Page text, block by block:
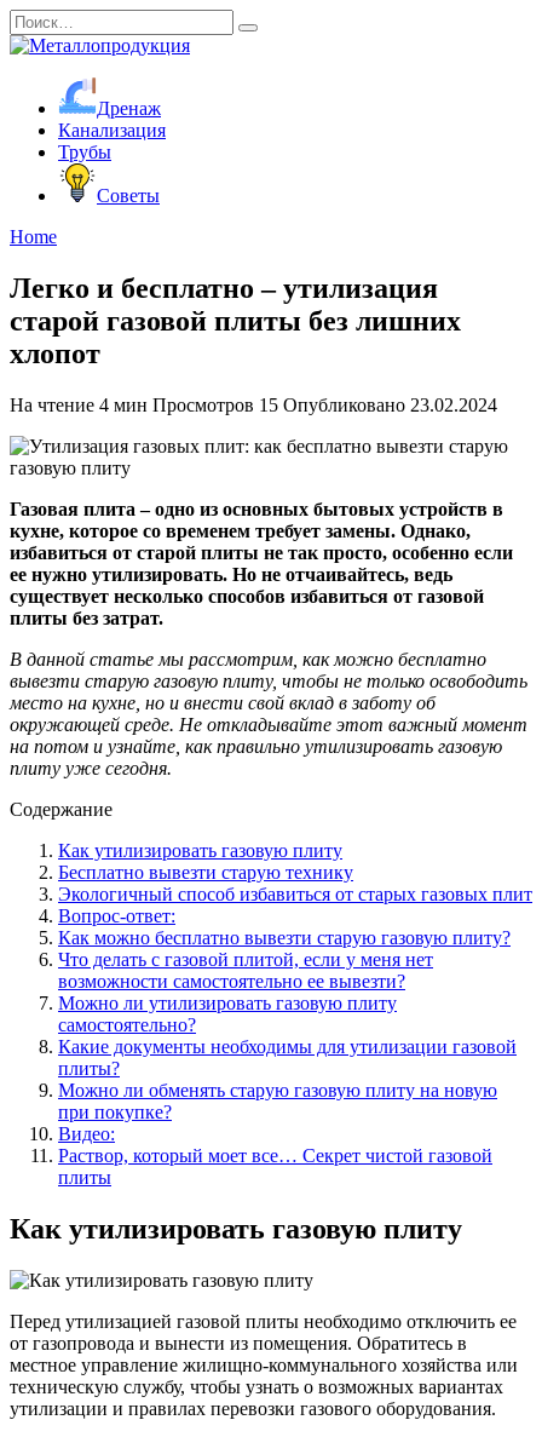
Перейти
к
содержанию
Search
for:
Дренаж
Канализация
Трубы
Советы
Home
Легко и бесплатно – утилизация
старой газовой плиты без лишних
хлопот
На чтение 4 мин Просмотров 15 Опубликовано 23.02.2024
Газовая плита – одно из основных бытовых устройств в
кухне, которое со временем требует замены. Однако,
избавиться от старой плиты не так просто, особенно если
ее нужно утилизировать. Но не отчаивайтесь, ведь
существует несколько способов избавиться от газовой
плиты без затрат.
В данной статье мы рассмотрим, как можно бесплатно
вывезти старую газовую плиту, чтобы не только освободить
место на кухне, но и внести свой вклад в заботу об
окружающей среде. Не откладывайте этот важный момент
на потом и узнайте, как правильно утилизировать газовую
плиту уже сегодня.
Содержание
Как утилизировать газовую плиту
Бесплатно вывезти старую технику
Экологичный способ избавиться от старых газовых плит
Вопрос-ответ:
Как можно бесплатно вывезти старую газовую плиту?
Что делать с газовой плитой, если у меня нет
возможности самостоятельно ее вывезти?
Можно ли утилизировать газовую плиту
самостоятельно?
Какие документы необходимы для утилизации газовой
плиты?
Можно ли обменять старую газовую плиту на новую
при покупке?
Видео:
Раствор, который моет все… Секрет чистой газовой
плиты
Как утилизировать газовую плиту
Перед утилизацией газовой плиты необходимо отключить ее
от газопровода и вынести из помещения. Обратитесь в
местное управление жилищно-коммунального хозяйства или
техническую службу, чтобы узнать о возможных вариантах
утилизации и правилах перевозки газового оборудования.